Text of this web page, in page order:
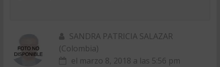
SANDRA PATRICIA SALAZAR
(Colombia)
el marzo 8, 2018 a las 5:56 pm